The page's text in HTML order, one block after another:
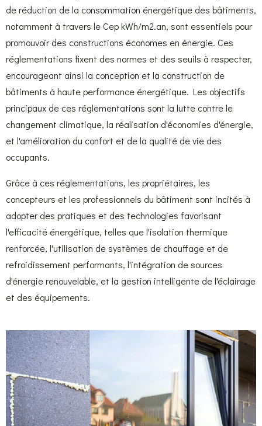
de réduction de la consommation énergétique des bâtiments,
notamment à travers le Cep kWh/m2.an, sont essentiels pour
promouvoir des constructions économes en énergie. Ces
réglementations fixent des normes et des seuils à respecter,
encourageant ainsi la conception et la construction de
bâtiments à haute performance énergétique. Les objectifs
principaux de ces réglementations sont la lutte contre le
changement climatique, la réalisation d'économies d'énergie,
et l'amélioration du confort et de la qualité de vie des
occupants.
Grâce à ces réglementations, les propriétaires, les
concepteurs et les professionnels du bâtiment sont incités à
adopter des pratiques et des technologies favorisant
l'efficacité énergétique, telles que l'isolation thermique
renforcée, l'utilisation de systèmes de chauffage et de
refroidissement performants, l'intégration de sources
d'énergie renouvelable, et la gestion intelligente de l'éclairage
et des équipements.